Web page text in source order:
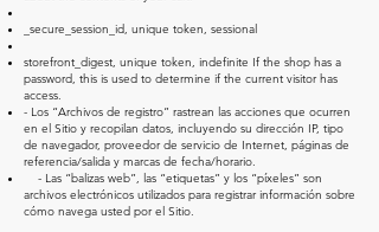
_secure_session_id, unique token, sessional
storefront_digest, unique token, indefinite If the shop has a
password, this is used to determine if the current visitor has
access.
- Los “Archivos de registro” rastrean las acciones que ocurren
en el Sitio y recopilan datos, incluyendo su dirección IP, tipo
de navegador, proveedor de servicio de Internet, páginas de
referencia/salida y marcas de fecha/horario.
- Las “balizas web”, las “etiquetas” y los “píxeles” son
archivos electrónicos utilizados para registrar información sobre
cómo navega usted por el Sitio.